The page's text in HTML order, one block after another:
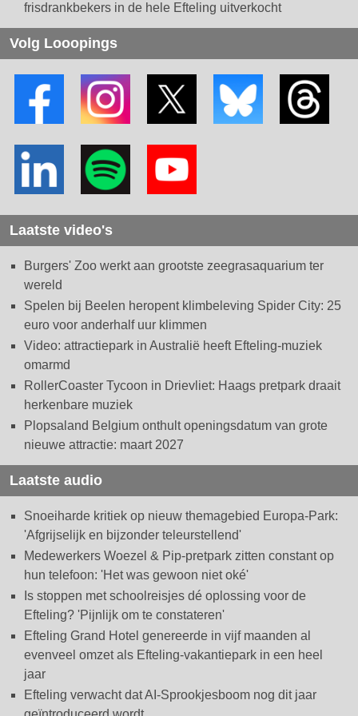
frisdrankbekers in de hele Efteling uitverkocht
Volg Looopings
Laatste video's
Burgers' Zoo werkt aan grootste zeegrasaquarium ter
wereld
Spelen bij Beelen heropent klimbeleving Spider City: 25
euro voor anderhalf uur klimmen
Video: attractiepark in Australië heeft Efteling-muziek
omarmd
RollerCoaster Tycoon in Drievliet: Haags pretpark draait
herkenbare muziek
Plopsaland Belgium onthult openingsdatum van grote
nieuwe attractie: maart 2027
Laatste audio
Snoeiharde kritiek op nieuw themagebied Europa-Park:
'Afgrijselijk en bijzonder teleurstellend'
Medewerkers Woezel & Pip-pretpark zitten constant op
hun telefoon: 'Het was gewoon niet oké'
Is stoppen met schoolreisjes dé oplossing voor de
Efteling? 'Pijnlijk om te constateren'
Efteling Grand Hotel genereerde in vijf maanden al
evenveel omzet als Efteling-vakantiepark in een heel
jaar
Efteling verwacht dat AI-Sprookjesboom nog dit jaar